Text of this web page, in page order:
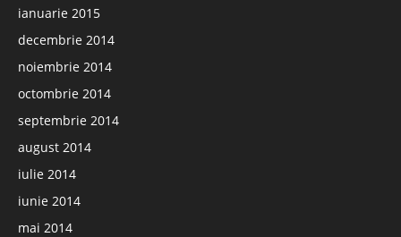
ianuarie 2015
decembrie 2014
noiembrie 2014
octombrie 2014
septembrie 2014
august 2014
iulie 2014
iunie 2014
mai 2014